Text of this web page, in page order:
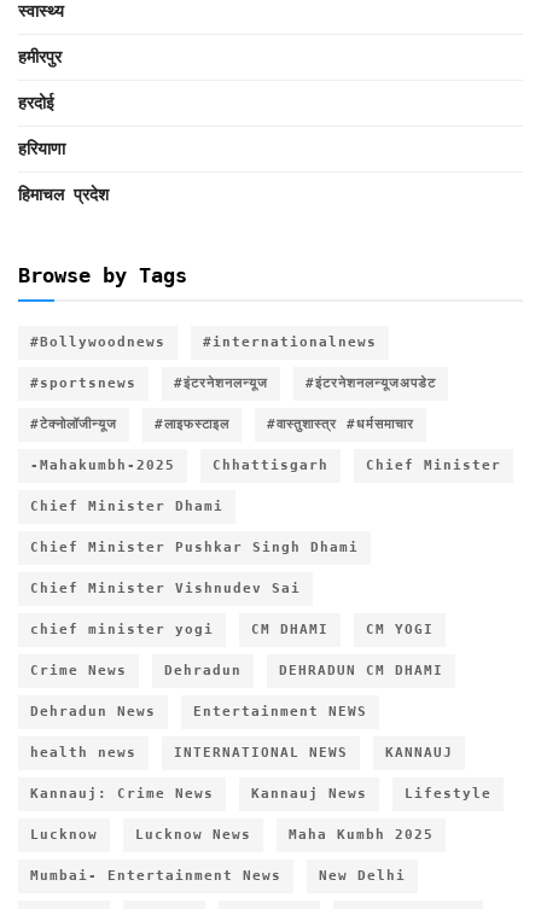
स्वास्थ्य
हमीरपुर
हरदोई
हरियाणा
हिमाचल प्रदेश
Browse by Tags
#Bollywoodnews #internationalnews
#sportsnews #इंटरनेशनलन्यूज #इंटरनेशनलन्यूजअपडेट
#टेक्नोलॉजीन्यूज #लाइफस्टाइल #वास्तुशास्त्र #धर्मसमाचार
-Mahakumbh-2025 Chhattisgarh Chief Minister
Chief Minister Dhami
Chief Minister Pushkar Singh Dhami
Chief Minister Vishnudev Sai
chief minister yogi CM DHAMI CM YOGI
Crime News Dehradun DEHRADUN CM DHAMI
Dehradun News Entertainment NEWS
health news INTERNATIONAL NEWS KANNAUJ
Kannauj: Crime News Kannauj News Lifestyle
Lucknow Lucknow News Maha Kumbh 2025
Mumbai- Entertainment News New Delhi